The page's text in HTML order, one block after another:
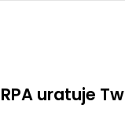
RPA uratuje